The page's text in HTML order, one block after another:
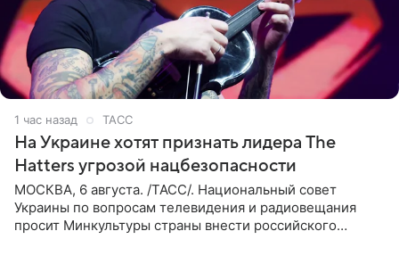
1 час назад ТАСС
На Украине хотят признать лидера The
Hatters угрозой нацбезопасности
МОСКВА, 6 августа. /ТАСС/. Национальный совет
Украины по вопросам телевидения и радиовещания
просит Минкультуры страны внести российского